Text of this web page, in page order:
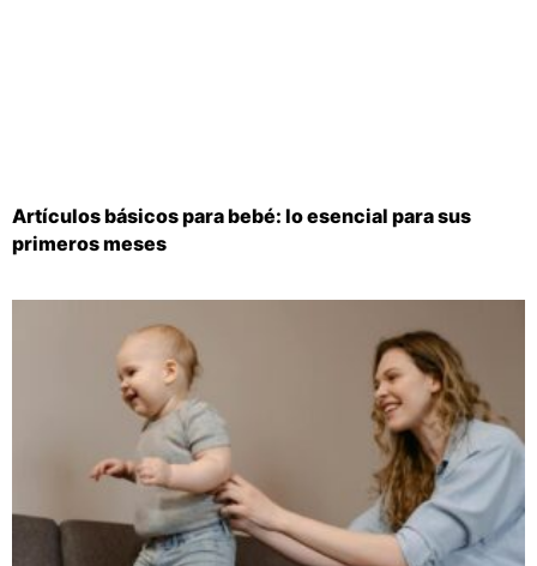
Artículos básicos para bebé: lo esencial para sus
primeros meses